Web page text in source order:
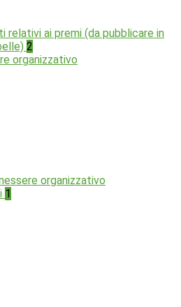
relativi ai premi (da pubblicare in
2
organizzativo
organizzativo
1